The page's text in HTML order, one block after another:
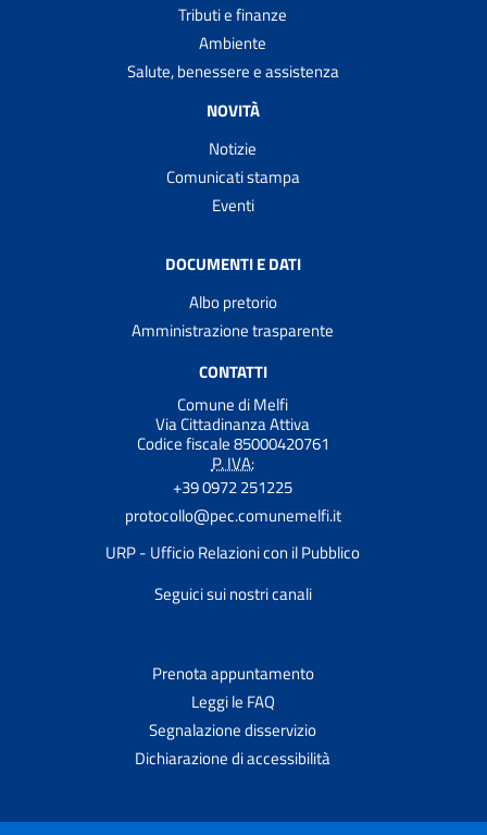
Tributi e finanze
Ambiente
Salute, benessere e assistenza
NOVITÀ
Notizie
Comunicati stampa
Eventi
DOCUMENTI E DATI
Albo pretorio
Amministrazione trasparente
CONTATTI
Comune di Melfi
Via Cittadinanza Attiva
Codice fiscale 85000420761
P. IVA:
+39 0972 251225
protocollo@pec.comunemelfi.it
URP - Ufficio Relazioni con il Pubblico
Seguici sui nostri canali
Prenota appuntamento
Leggi le FAQ
Segnalazione disservizio
Dichiarazione di accessibilità